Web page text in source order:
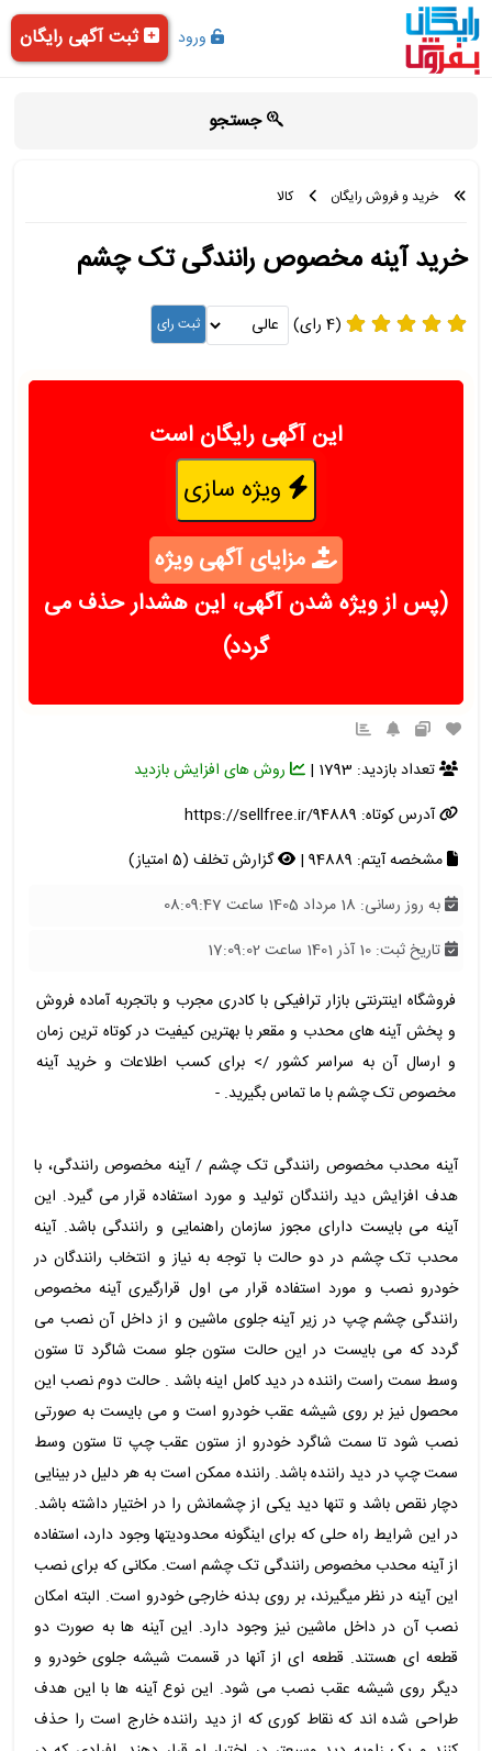
ورود ثبت آگهی رایگان
جستجو
خرید و فروش رایگان کالا
خرید آینه مخصوص رانندگی تک چشم
(4 رای)
این آگهی رایگان است
ویژه سازی
مزایای آگهی ویژه
(پس از ویژه شدن آگهی، این هشدار حذف می
گردد)
تعداد بازدید: 1793 |
روش های افزایش بازدید
آدرس کوتاه: https://sellfree.ir/94889
مشخصه آیتم: 94889 |
گزارش تخلف (5 امتیاز)
به روز رسانی: 18 مرداد 1405 ساعت 08:09:47
تاریخ ثبت: 10 آذر 1401 ساعت 17:09:02
فروشگاه اینترنتی بازار ترافیکی با کادری مجرب و باتجربه آماده فروش
و پخش آینه های محدب و مقعر با بهترین کیفیت در کوتاه ترین زمان
و ارسال آن به سراسر کشور /> برای کسب اطلاعات و خرید آینه
مخصوص تک چشم با ما تماس بگیرید. -
آینه محدب مخصوص رانندگی تک چشم / آینه مخصوص رانندگی، با
هدف افزایش دید رانندگان تولید و مورد استفاده قرار می گیرد. این
آینه می بایست دارای مجوز سازمان راهنمایی و رانندگی باشد. آینه
محدب تک چشم در دو حالت با توجه به نیاز و انتخاب رانندگان در
خودرو نصب و مورد استفاده قرار می اول قرارگیری آینه مخصوص
رانندگی چشم چپ در زیر آینه جلوی ماشین و از داخل آن نصب می
گردد که می بایست در این حالت ستون جلو سمت شاگرد تا ستون
وسط سمت راست راننده در دید کامل اینه باشد . حالت دوم نصب این
محصول نیز بر روی شیشه عقب خودرو است و می بایست به صورتی
نصب شود تا سمت شاگرد خودرو از ستون عقب چپ تا ستون وسط
سمت چپ در دید راننده باشد. راننده ممکن است به هر دلیل در بینایی
دچار نقص باشد و تنها دید یکی از چشمانش را در اختیار داشته باشد.
در این شرایط راه حلی که برای اینگونه محدودیتها وجود دارد، استفاده
از آینه محدب مخصوص رانندگی تک چشم است. مکانی که برای نصب
این آینه در نظر میگیرند، بر روی بدنه خارجی خودرو است. البته امکان
نصب آن در داخل ماشین نیز وجود دارد. این آینه ها به صورت دو
قطعه ای هستند. قطعه ای از آنها در قسمت شیشه جلوی خودرو و
دیگر روی شیشه عقب نصب می شود. این نوع آینه ها با این هدف
طراحی شده اند که نقاط کوری که از دید راننده خارج است را حذف